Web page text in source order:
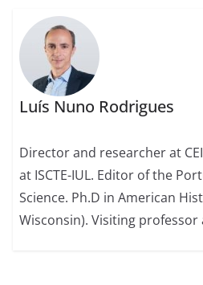
Luís Nuno Rodrigues
Director and researcher at
at ISCTE-IUL. Editor of the
Science. Ph.D in American
Wisconsin). Visiting